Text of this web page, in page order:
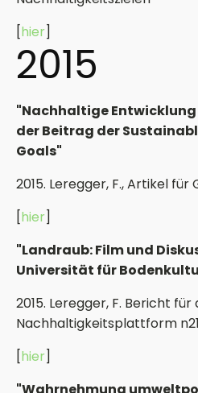
[hier]
2015
"Nachhaltige
der Beitrag der
Goals"
2015. Leregger, F., Artikel
[hier]
"Landraub: Film und
Universität für
2015. Leregger, F. Bericht für
Nachhaltigkeitsplattform
[hier]